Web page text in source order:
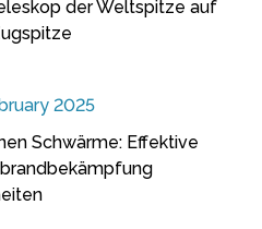
der Weltspitze auf
2025
Schwärme: Effektive